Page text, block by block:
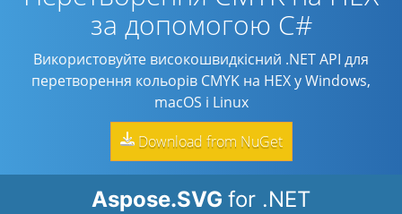
за допомогою C#
Використовуйте високошвидкісний .NET API для
перетворення кольорів CMYK на HEX у Windows,
macOS і Linux
Download from NuGet
Aspose.SVG for .NET